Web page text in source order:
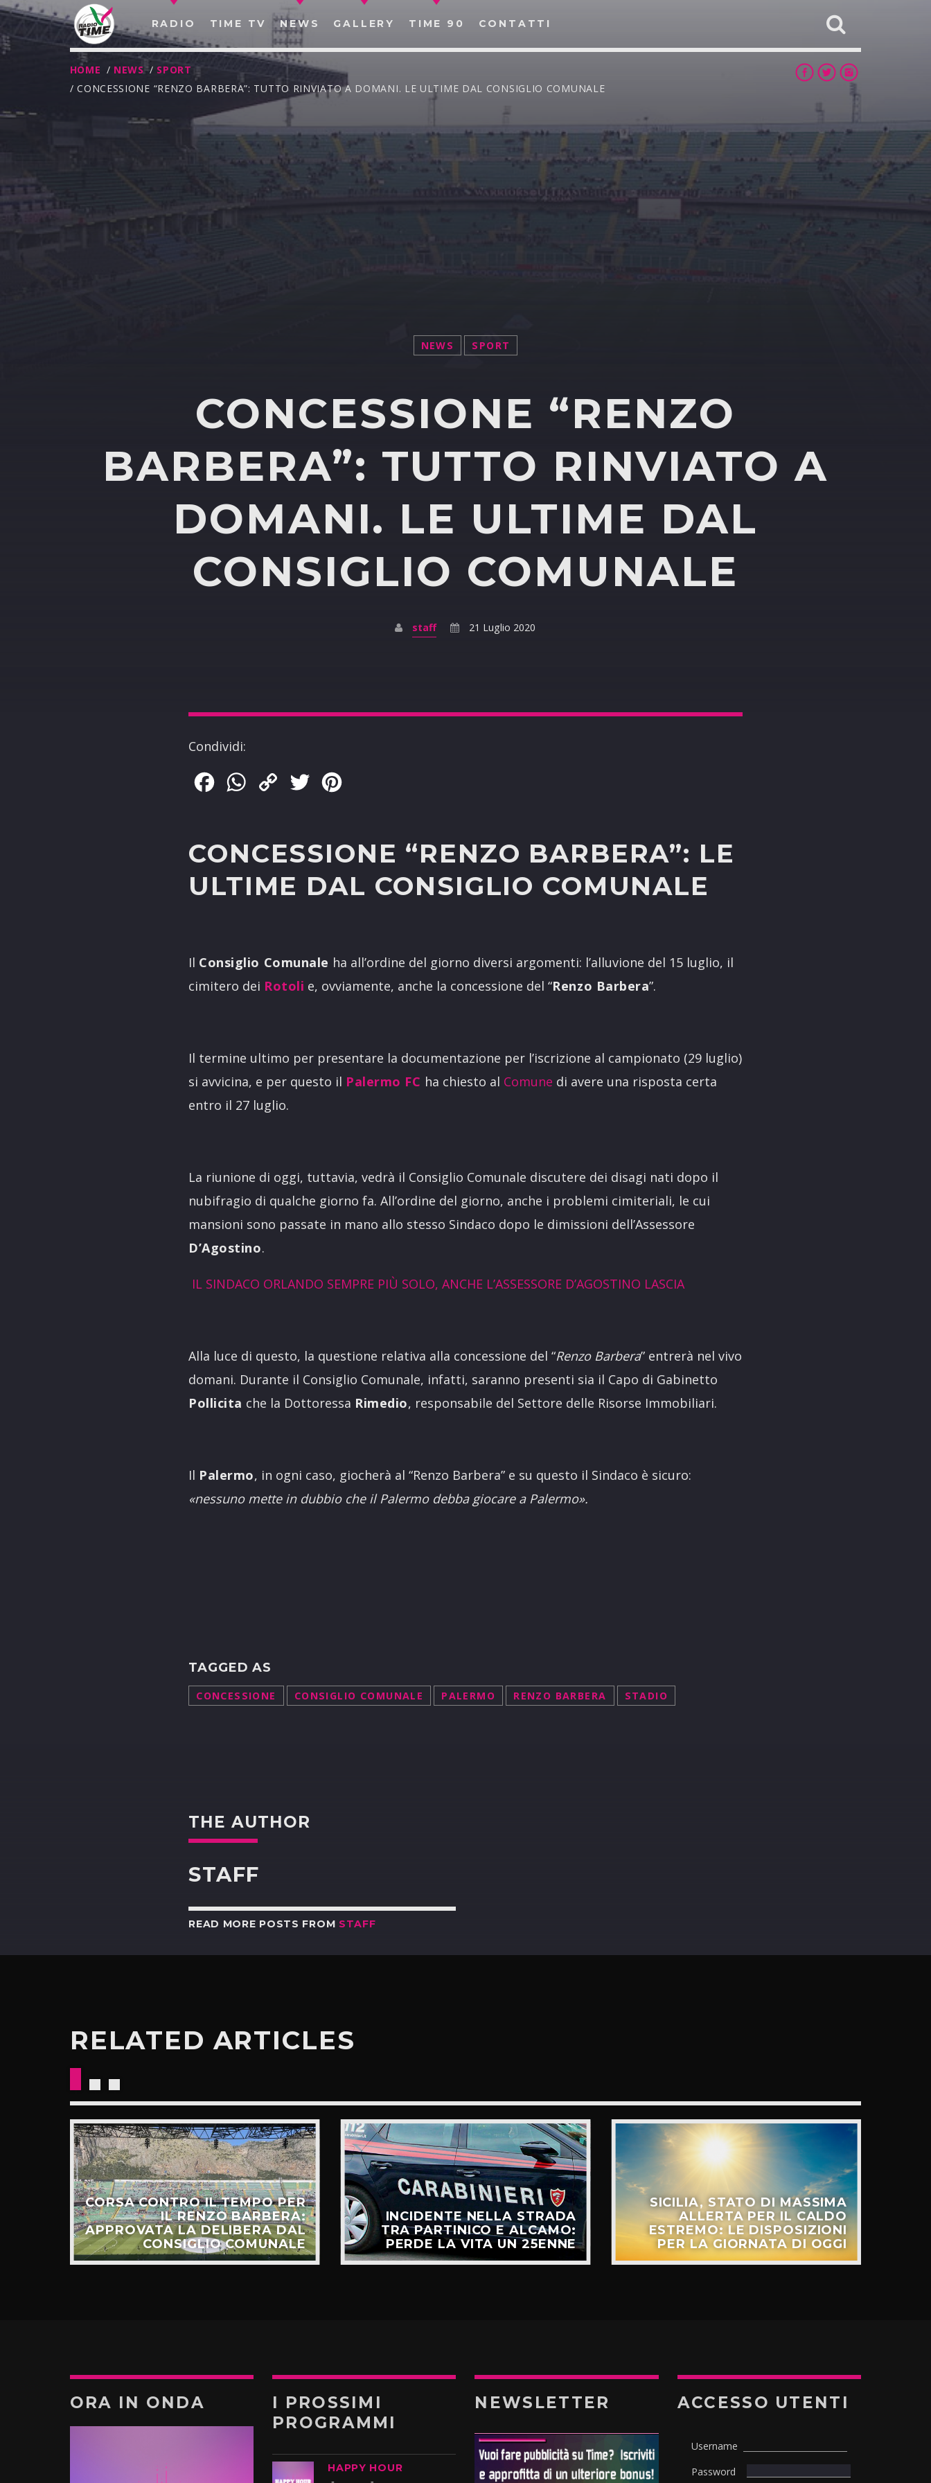
RADIO TIME TV NEWS GALLERY TIME 90 CONTATTI
CERCA NEL SITO WEB:
HOME / NEWS / SPORT
/ CONCESSIONE “RENZO BARBERA”: TUTTO RINVIATO A DOMANI. LE ULTIME DAL CONSIGLIO COMUNALE
NEWS SPORT
CONCESSIONE “RENZO
BARBERA”: TUTTO RINVIATO A
DOMANI. LE ULTIME DAL
CONSIGLIO COMUNALE
staff 21 Luglio 2020
Condividi:
FacebookWhatsApp
Copy
Twitter
CONCESSIONE “RENZO BARBERA”: LE
ULTIME DAL CONSIGLIO COMUNALE
Il Consiglio Comunale ha all’ordine del giorno diversi argomenti: l’alluvione del 15 luglio, il
cimitero dei Rotoli e, ovviamente, anche la concessione del “Renzo Barbera”.
Il termine ultimo per presentare la documentazione per l’iscrizione al campionato (29 luglio)
si avvicina, e per questo il Palermo FC ha chiesto al Comune di avere una risposta certa
entro il 27 luglio.
La riunione di oggi, tuttavia, vedrà il Consiglio Comunale discutere dei disagi nati dopo il
nubifragio di qualche giorno fa. All’ordine del giorno, anche i problemi cimiteriali, le cui
mansioni sono passate in mano allo stesso Sindaco dopo le dimissioni dell’Assessore
D’Agostino.
IL SINDACO ORLANDO SEMPRE PIÙ SOLO, ANCHE L’ASSESSORE D’AGOSTINO LASCIA
Alla luce di questo, la questione relativa alla concessione del “Renzo Barbera” entrerà nel vivo
domani. Durante il Consiglio Comunale, infatti, saranno presenti sia il Capo di Gabinetto
Pollicita che la Dottoressa Rimedio, responsabile del Settore delle Risorse Immobiliari.
Il Palermo, in ogni caso, giocherà al “Renzo Barbera” e su questo il Sindaco è sicuro:
«nessuno mette in dubbio che il Palermo debba giocare a Palermo».
TAGGED AS
CONCESSIONE CONSIGLIO COMUNALE PALERMO RENZO BARBERA STADIO
THE AUTHOR
STAFF
READ MORE POSTS FROM STAFF
RELATED ARTICLES
CORSA CONTRO IL TEMPO PER
IL RENZO BARBERA:
APPROVATA LA DELIBERA DAL
CONSIGLIO COMUNALE
INCIDENTE NELLA STRADA
TRA PARTINICO E ALCAMO:
PERDE LA VITA UN 25ENNE
SICILIA, STATO DI MASSIMA
ALLERTA PER IL CALDO
ESTREMO: LE DISPOSIZIONI
PER LA GIORNATA DI OGGI
ORA IN ONDA
I PROSSIMI
PROGRAMMI
HAPPY HOUR
NEWSLETTER ACCESSO UTENTI
Username
Password